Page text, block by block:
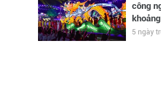
công
5 ngày